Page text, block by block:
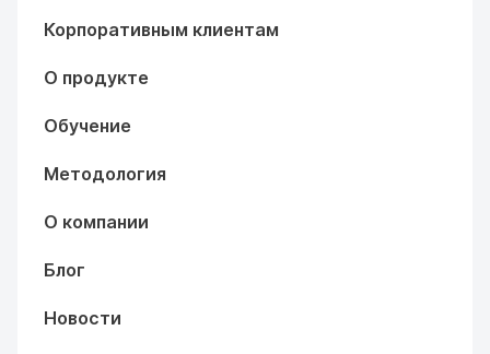
Корпоративным клиентам
О продукте
Обучение
Методология
О компании
Блог
Новости